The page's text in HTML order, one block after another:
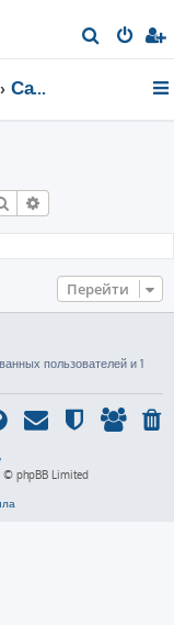
о
Саратовская область
Поиск
Перейти
пользователей и 1
phpBB Limited